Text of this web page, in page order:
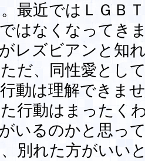
最近ではＬＧＢ
はなくなってき
レズビアンと知
だ、同性愛とし
動は理解できま
行動はまったく
いるのかと思っ
別れた方がいい